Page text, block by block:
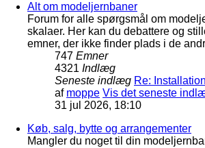
Alt om modeljernbaner
Forum for alle spørgsmål om
skalaer. Her kan du debattere og
emner, der ikke finder plads i de
747 Emner
4321 Indlæg
Seneste indlæg Re:
af moppe Vis det seneste
31 jul 2026, 18:10
Køb, salg, bytte og arrangementer
Mangler du noget til din